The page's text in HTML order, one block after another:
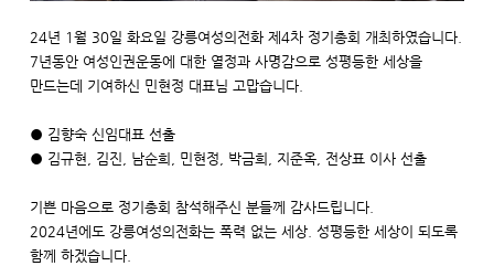
24년 1월 30일 화요일 강릉여성의전화 제4차 정기총회 개최하였습니다.
7년동안 여성인권운동에 대한 열정과 사명감으로 성평등한 세상을
만드는데 기여하신 민현정 대표님 고맙습니다.
● 김향숙 신임대표 선출
● 김규현, 김진, 남순희, 민현정, 박금희, 지준옥, 전상표 이사 선출
기쁜 마음으로 정기총회 참석해주신 분들께 감사드립니다.
2024년에도 강릉여성의전화는 폭력 없는 세상. 성평등한 세상이 되도록
함께 하겠습니다.